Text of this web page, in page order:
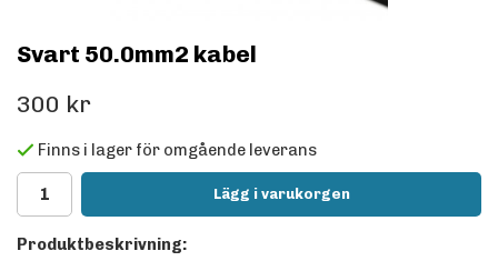
Svart 50.0mm2 kabel
300 kr
Finns i lager för omgående leverans
Lägg i varukorgen
Produktbeskrivning: